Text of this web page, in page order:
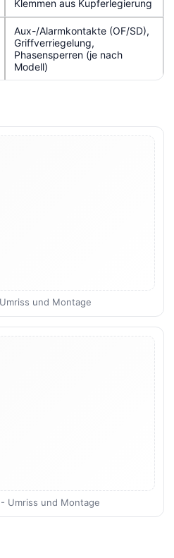
Klemmen aus Kupferlegierung
Aux-/Alarmkontakte (OF/SD),
Griffverriegelung,
Phasensperren (je nach
Modell)
und Montage
Umriss und Montage